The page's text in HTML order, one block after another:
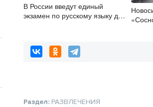
В России введут единый
экзамен по русскому языку для
Раздел: РАЗВЛЕЧЕНИЯ